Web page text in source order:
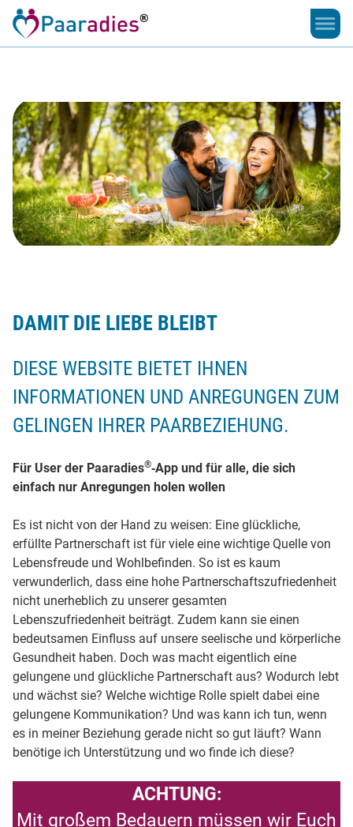
Damit
die
DAMIT DIE LIEBE BLEIBT
DIESE WEBSITE BIETET IHNEN
INFORMATIONEN UND ANREGUNGEN ZUM
GELINGEN IHRER PAARBEZIEHUNG.
Für User der Paaradies®‐App und für alle, die sich
einfach nur Anregungen holen wollen
Es ist nicht von der Hand zu weisen: Eine glückliche,
erfüllte Partnerschaft ist für viele eine wichtige Quelle von
Lebensfreude und Wohlbefinden. So ist es kaum
verwunderlich, dass eine hohe Partnerschaftszufriedenheit
nicht unerheblich zu unserer gesamten
Lebenszufriedenheit beiträgt. Zudem kann sie einen
bedeutsamen Einfluss auf unsere seelische und körperliche
Gesundheit haben. Doch was macht eigentlich eine
gelungene und glückliche Partnerschaft aus? Wodurch lebt
und wächst sie? Welche wichtige Rolle spielt dabei eine
gelungene Kommunikation? Und was kann ich tun, wenn
es in meiner Beziehung gerade nicht so gut läuft? Wann
benötige ich Unterstützung und wo finde ich diese?
ACHTUNG:
Mit großem Bedauern müssen wir Euch